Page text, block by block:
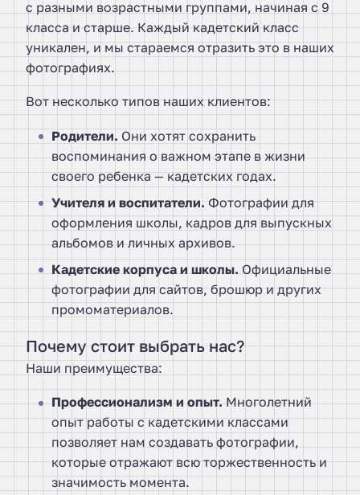
с разными возрастными группами, начиная с 9
класса и старше. Каждый кадетский класс
уникален, и мы стараемся отразить это в наших
фотографиях.
Вот несколько типов наших клиентов:
Родители. Они хотят сохранить
воспоминания о важном этапе в жизни
своего ребенка — кадетских годах.
Учителя и воспитатели.Фотографии для
оформления школы, кадров для выпускных
альбомов и личных архивов.
Кадетские корпуса и школы. Официальные
фотографии для сайтов, брошюр и других
промоматериалов.
Почему стоит выбрать нас?
Наши преимущества:
Профессионализм и опыт.Многолетний
опыт работы с кадетскими классами
позволяет нам создавать фотографии,
которые отражают всю торжественность и
значимость момента.